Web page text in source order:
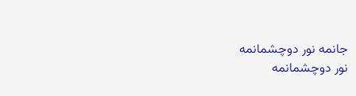
جانمه نور دوچشمانمه
نور دوچشمانمه